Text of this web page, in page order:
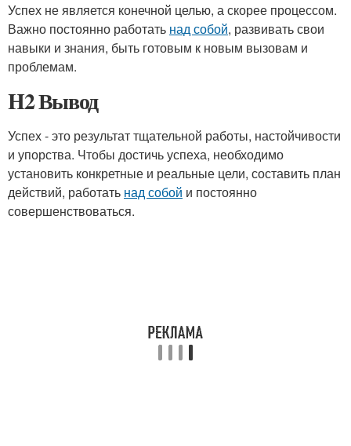
Успех не является конечной целью, а скорее процессом.
Важно постоянно работать над собой, развивать свои
навыки и знания, быть готовым к новым вызовам и
проблемам.
H2 Вывод
Успех - это результат тщательной работы, настойчивости
и упорства. Чтобы достичь успеха, необходимо
установить конкретные и реальные цели, составить план
действий, работать над собой и постоянно
совершенствоваться.